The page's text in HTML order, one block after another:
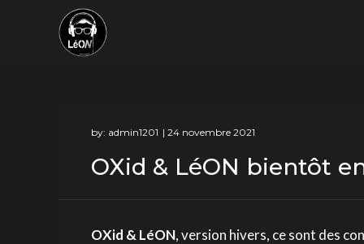
by: admin1201
OXid & LéON bientôt
OXid & LéON, version hivers, ce sont des